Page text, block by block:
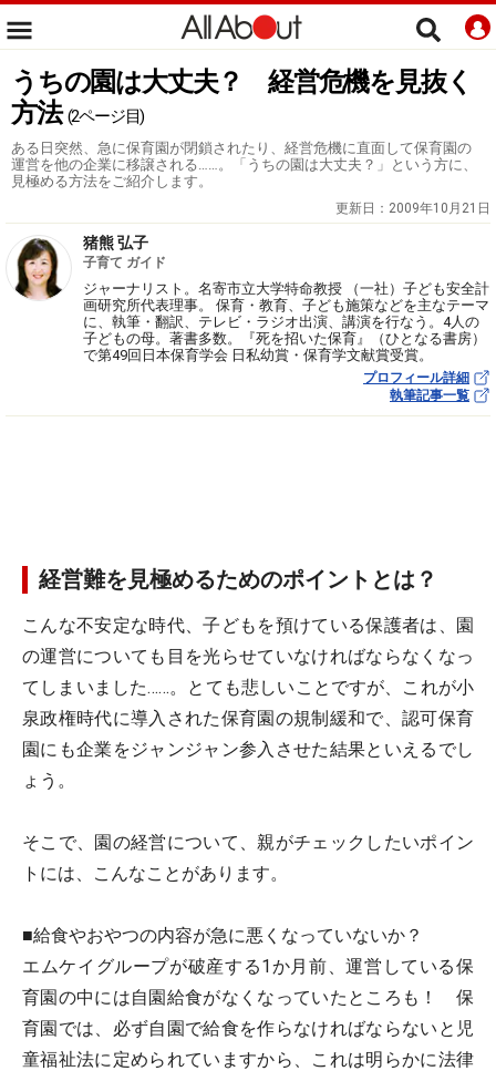
うちの園は大丈夫？ 経営危機を見抜く
方法 (2ページ目)
ある日突然、急に保育園が閉鎖されたり、経営危機に直面して保育園の
運営を他の企業に移譲される……。「うちの園は大丈夫？」という方に、
見極める方法をご紹介します。
更新日： 2009年10月21日
猪熊 弘子
子育て ガイド
ジャーナリスト。名寄市立大学特命教授 （一社）子ども安全計
画研究所代表理事。 保育・教育、子ども施策などを主なテーマ
に、執筆・翻訳、テレビ・ラジオ出演、講演を行なう。4人の
子どもの母。著書多数。『死を招いた保育』（ひとなる書房）
で第49回日本保育学会 日私幼賞・保育学文献賞受賞。
プロフィール詳細
執筆記事一覧
経営難を見極めるためのポイントとは？
こんな不安定な時代、子どもを預けている保護者は、園
の運営についても目を光らせていなければならなくなっ
てしまいました……。とても悲しいことですが、これが小
泉政権時代に導入された保育園の規制緩和で、認可保育
園にも企業をジャンジャン参入させた結果といえるでし
ょう。
そこで、園の経営について、親がチェックしたいポイン
トには、こんなことがあります。
■給食やおやつの内容が急に悪くなっていないか？
エムケイグループが破産する1か月前、運営している保
育園の中には自園給食がなくなっていたところも！ 保
育園では、必ず自園で給食を作らなければならないと児
童福祉法に定められていますから、これは明らかに法律